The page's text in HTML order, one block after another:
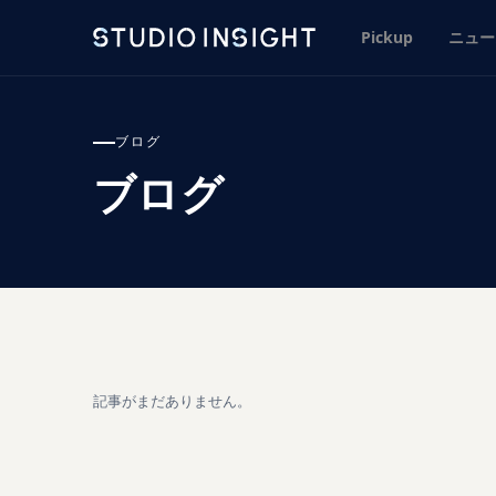
Pickup ニュ
ブログ
ブログ
記事がまだありません。